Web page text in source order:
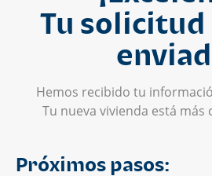
Tu solicitud
Hemos recibido tu
Tu nueva vivienda está más
Próximos pasos: